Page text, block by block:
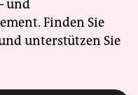
und
Finden Sie
unterstützen Sie